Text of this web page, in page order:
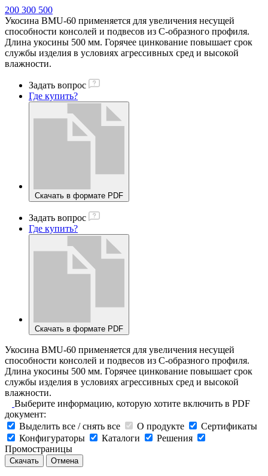
200 300 500
Укосина BMU-60 применяется для увеличения несущей
способности консолей и подвесов из С-образного профиля.
Длина укосины 500 мм. Горячее цинкование повышает срок
службы изделия в условиях агрессивных сред и высокой
влажности.
Задать вопрос
Где купить?
Скачать в формате PDF
Задать вопрос
Где купить?
Скачать в формате PDF
Укосина BMU-60 применяется для увеличения несущей
способности консолей и подвесов из С-образного профиля.
Длина укосины 500 мм. Горячее цинкование повышает срок
службы изделия в условиях агрессивных сред и высокой
влажности.
Выберите информацию, которую хотите включить в PDF
документ:
Выделить все / снять все
О продукте
Сертификаты
Конфигураторы
Каталоги
Решения
Промостраницы
Скачать Отмена